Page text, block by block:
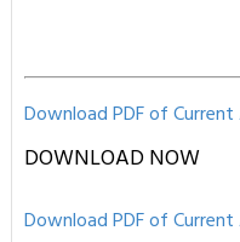
Download PDF of
DOWNLOAD NOW
Download PDF of